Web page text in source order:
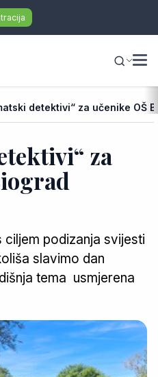
detektivi“ za učenike OŠ
za
ciljem podizanja svijesti
slavimo dan
tema usmjerena